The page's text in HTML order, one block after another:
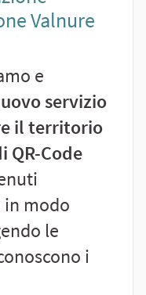
Valnure
e
servizio
il territorio
QR-Code
modo
le
i